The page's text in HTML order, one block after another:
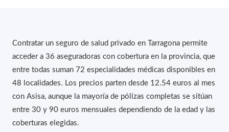
Contratar un seguro de salud privado en Tarragona permite
acceder a 36 aseguradoras con cobertura en la provincia, que
entre todas suman 72 especialidades médicas disponibles en
48 localidades. Los precios parten desde 12.54 euros al mes
con Asisa, aunque la mayoría de pólizas completas se sitúan
entre 30 y 90 euros mensuales dependiendo de la edad y las
coberturas elegidas.